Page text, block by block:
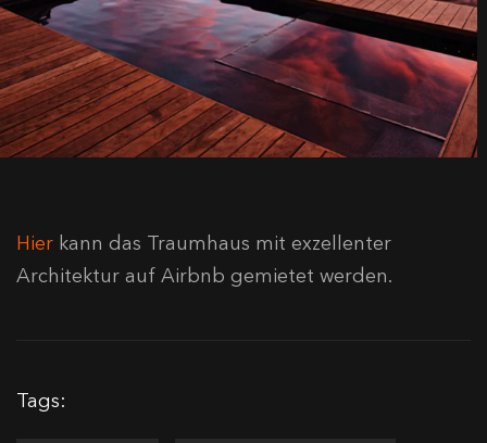
Hier kann das Traumhaus mit exzellenter
Architektur auf Airbnb gemietet werden.
Tags: